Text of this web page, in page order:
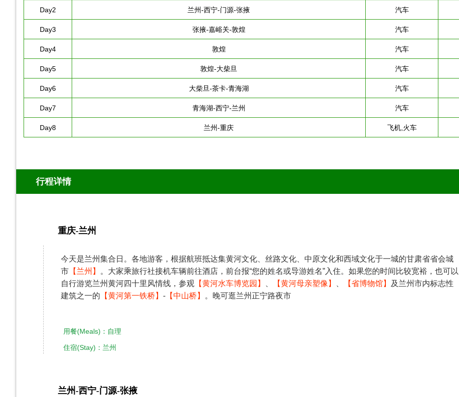
Day2 兰州-西宁-门源-张掖 汽车
Day3 张掖-嘉峪关-敦煌 汽车
Day4 敦煌 汽车
Day5 敦煌-大柴旦 汽车
Day6 大柴旦-茶卡-青海湖 汽车
Day7 青海湖-西宁-兰州 汽车
Day8 兰州-重庆 飞机,火车
行程详情
重庆-兰州
今天是兰州集合日。各地游客，根据航班抵达集黄河文化、丝路文化、中原文化和西域文化于一城的甘肃省省会城
市 【兰州】
。大家乘旅行社接机车辆前往酒店，前台报“您的姓名或导游姓名”入住。如果您的时间比较宽裕，也可以
自行游览兰州黄河四十里风情线，参观 【黄河水车博览园】 【黄河母亲塑像】 【省博物馆】
及兰州市内标志性
建筑之一的 【黄河第一铁桥】 - 【中山桥】 。晚可逛兰州正宁路夜市
用餐(Meals)：自理
住宿(Stay)：兰州
兰州-西宁-门源-张掖